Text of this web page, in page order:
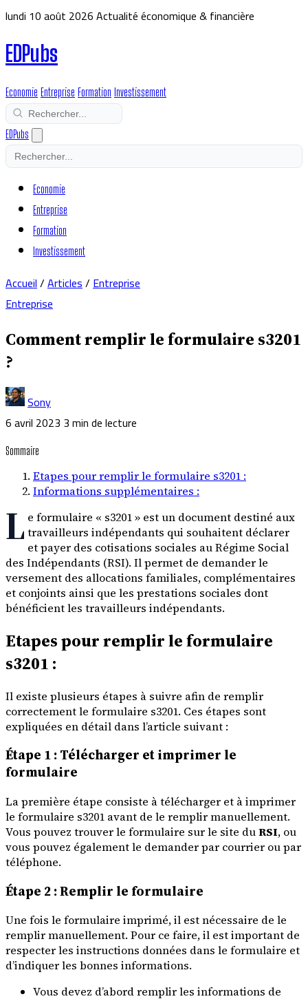
lundi 10 août 2026Actualité économique & financière
EDPubs
Economie Entreprise Formation Investissement
EDPubs
Economie
Entreprise
Formation
Investissement
Accueil/Articles/Entreprise
Entreprise
Comment remplir le formulaire s3201
?
Sony
6 avril 2023 3 min de lecture
Sommaire
Etapes pour remplir le formulaire s3201 :
Informations supplémentaires :
L e formulaire « s3201 » est un document destiné aux
travailleurs indépendants qui souhaitent déclarer
et payer des cotisations sociales au Régime Social
des Indépendants (RSI). Il permet de demander le
versement des allocations familiales, complémentaires
et conjoints ainsi que les prestations sociales dont
bénéficient les travailleurs indépendants.
Etapes pour remplir le formulaire
s3201 :
Il existe plusieurs étapes à suivre afin de remplir
correctement le formulaire s3201. Ces étapes sont
expliquées en détail dans l’article suivant :
Étape 1 : Télécharger et imprimer le
formulaire
La première étape consiste à télécharger et à imprimer
le formulaire s3201 avant de le remplir manuellement.
Vous pouvez trouver le formulaire sur le site duRSI, ou
vous pouvez également le demander par courrier ou par
téléphone.
Étape 2 : Remplir le formulaire
Une fois le formulaire imprimé, il est nécessaire de le
remplir manuellement. Pour ce faire, il est important de
respecter les instructions données dans le formulaire et
d’indiquer les bonnes informations.
Vous devez d’abord remplir les informations de